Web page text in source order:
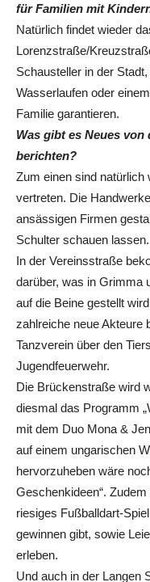
für Familien mit
Natürlich findet wieder
Lorenzstraße/
Schausteller in der
Wasserlaufen oder
Familie garantieren.
Was gibt es Neues
berichten?
Zum einen sind natürlich
vertreten. Die
ansässigen Firmen
Schulter schauen lassen.
In der Vereinsstraße
darüber, was in Grimma
auf die Beine gestellt
zahlreiche neue Akteure
Tanzverein über den
Jugendfeuerwehr.
Die Brückenstraße wird
diesmal das Programm
mit dem Duo Mona &
auf einem ungarischen
hervorzuheben wäre
Geschenkideen“.
riesiges Fußballdart-
gewinnen gibt, sowie
erleben.
Und auch in der Langen